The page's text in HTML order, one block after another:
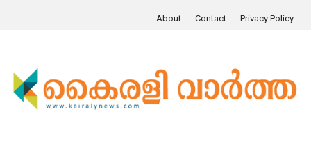
About Contact Privacy Policy